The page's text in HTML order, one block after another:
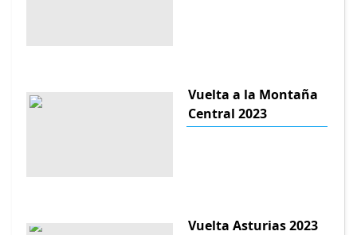
Vuelta a la Montaña
Central 2023
Vuelta Asturias 2023